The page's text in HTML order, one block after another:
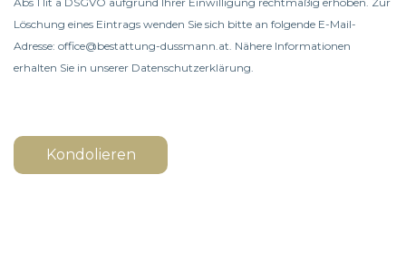
Löschung eines Eintrags wenden Sie sich bitte an folgende E-Mail-
Adresse: office@bestattung-dussmann.at. Nähere Informationen
erhalten Sie in unserer Datenschutzerklärung
Kondolieren